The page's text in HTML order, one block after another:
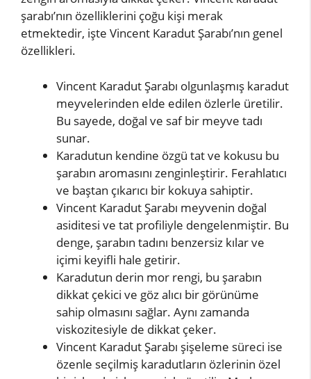
şarabı’nın özelliklerini çoğu kişi merak
etmektedir, işte Vincent Karadut Şarabı’nın genel
özellikleri.
Vincent Karadut Şarabı olgunlaşmış karadut
meyvelerinden elde edilen özlerle üretilir.
Bu sayede, doğal ve saf bir meyve tadı
sunar.
Karadutun kendine özgü tat ve kokusu bu
şarabın aromasını zenginleştirir. Ferahlatıcı
ve baştan çıkarıcı bir kokuya sahiptir.
Vincent Karadut Şarabı meyvenin doğal
asiditesi ve tat profiliyle dengelenmiştir. Bu
denge, şarabın tadını benzersiz kılar ve
içimi keyifli hale getirir.
Karadutun derin mor rengi, bu şarabın
dikkat çekici ve göz alıcı bir görünüme
sahip olmasını sağlar. Aynı zamanda
viskozitesiyle de dikkat çeker.
Vincent Karadut Şarabı şişeleme süreci ise
özenle seçilmiş karadutların özlerinin özel